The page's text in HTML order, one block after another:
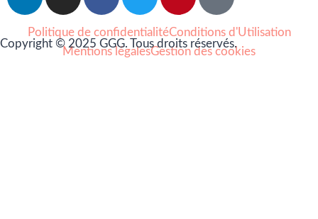
Copyright © 2025 GGG. Tous droits réservés.
Politique de confidentialitéConditions d'Utilisation
Mentions légalesGestion des cookies